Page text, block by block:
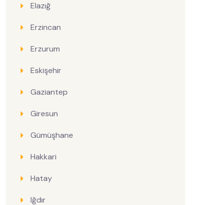
Elazığ
Erzincan
Erzurum
Eskişehir
Gaziantep
Giresun
Gümüşhane
Hakkari
Hatay
Iğdır